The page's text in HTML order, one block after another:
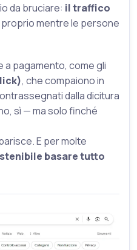
da bruciare: il traffico
proprio mentre le persone
a pagamento, come gli
, che compaiono in
dalla dicitura
sì — ma solo finché
E per molte
basare tutto